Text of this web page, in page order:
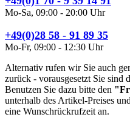
Mo-Sa, 09:00 - 20:00 Uhr
+49(0)28 58 - 91 89 35
Mo-Fr, 09:00 - 12:30 Uhr
Alternativ rufen wir Sie auch
zurück - vorausgesetzt Sie sind
Benutzen Sie dazu bitte den
unterhalb des Artikel-Preises
eine Wunschrückrufzeit an.